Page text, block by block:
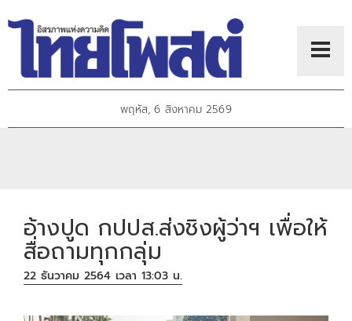
พฤหัส, 6 สิงหาคม 2569
อ้างปูด กปปส.ส่งชิงผู้ว่าฯ เพื่อให้
สื่อถามทุกกลุ่ม
22 ธันวาคม 2564 เวลา 13:03 น.